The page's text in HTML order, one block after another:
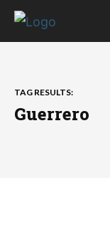
TAG RESULTS:
Guerrero